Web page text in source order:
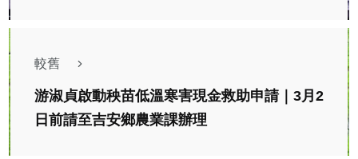
較舊
游淑貞啟動秧苗低溫寒害現金救助申請｜3月2
日前請至吉安鄉農業課辦理